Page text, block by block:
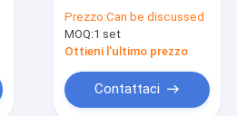
Tester di durezza per
buchi profondi
Prezzo:Can be discussed
MOQ:1 set
Ottieni l'ultimo prezzo
Contattaci